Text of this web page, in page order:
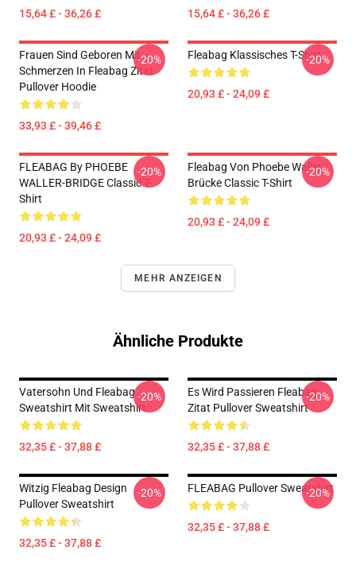
15,64 £ - 36,26 £ 15,64 £ - 36,26 £
Frauen Sind Geboren Mit
Schmerzen In Fleabag Zitat
Pullover Hoodie
33,93 £ - 39,46 £
-20% Fleabag Klassisches T-Shirt
20,93 £ - 24,09 £
-20%
FLEABAG By PHOEBE
WALLER-BRIDGE Classic T-
Shirt
20,93 £ - 24,09 £
-20%
Fleabag Von Phoebe Waller
Brücke Classic T-Shirt
20,93 £ - 24,09 £
-20%
MEHR ANZEIGEN
Ähnliche Produkte
Vatersohn Und Fleabag
Sweatshirt Mit Sweatshirt
32,35 £ - 37,88 £
-20%
Es Wird Passieren Fleabag
Zitat Pullover Sweatshirt
32,35 £ - 37,88 £
-20%
Witzig Fleabag Design
Pullover Sweatshirt
32,35 £ - 37,88 £
-20% FLEABAG Pullover Sweatshirt
32,35 £ - 37,88 £
-20%